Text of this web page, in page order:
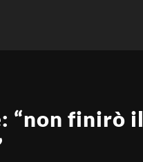
“non finirò il